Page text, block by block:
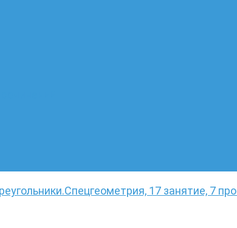
Спецгеометрия, 17 занятие, 7